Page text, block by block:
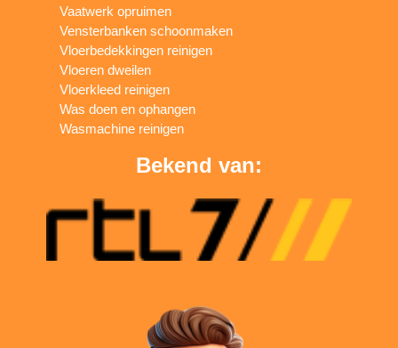
Vaatwerk opruimen
Vensterbanken schoonmaken
Vloerbedekkingen reinigen
Vloeren dweilen
Vloerkleed reinigen
Was doen en ophangen
Wasmachine reinigen
Bekend van: